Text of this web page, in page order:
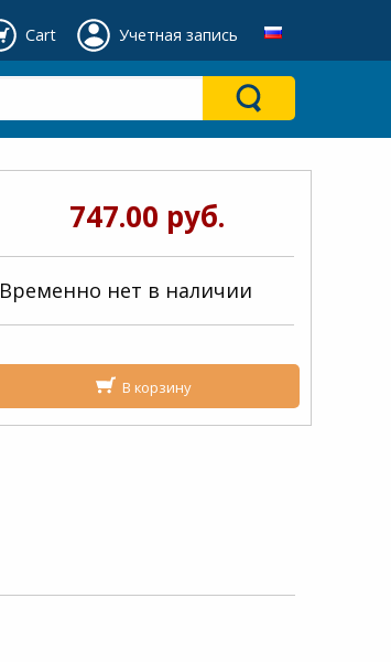
Cart Учетная запись
747.00 руб.
Временно нет в наличии
В корзину